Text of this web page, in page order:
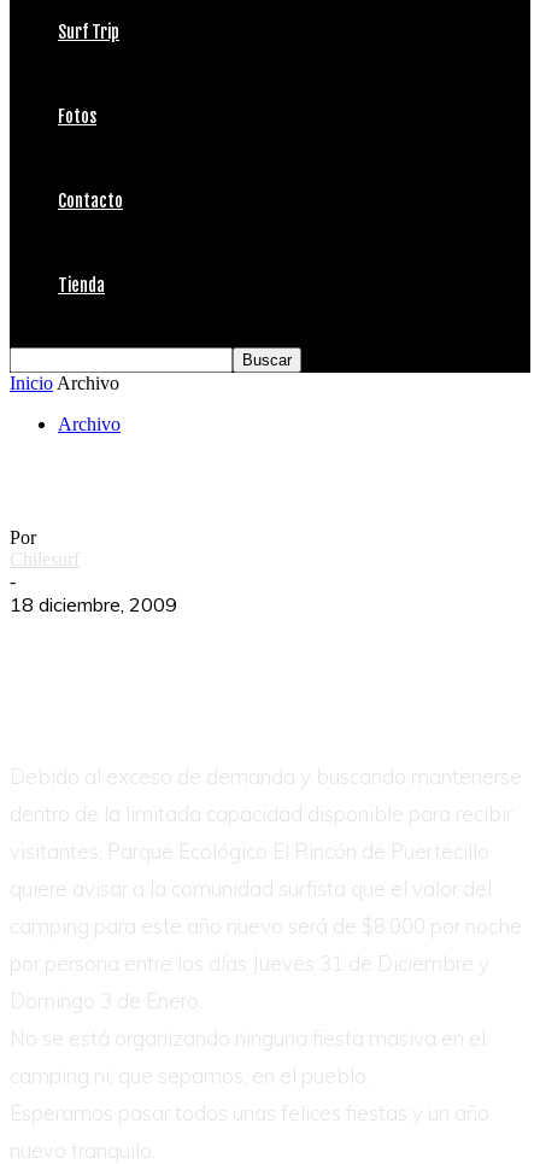
Surf Trip
Fotos
Contacto
Tienda
Inicio Archivo
Archivo
Por
Chilesurf
-
18 diciembre, 2009
Debido al exceso de demanda y buscando mantenerse
dentro de la limitada capacidad disponible para recibir
visitantes, Parque Ecológico El Rincón de Puertecillo
quiere avisar a la comunidad surfista que el valor del
camping para este año nuevo será de $8.000 por noche
por persona entre los días Jueves 31 de Diciembre y
Domingo 3 de Enero.
No se está organizando ninguna fiesta masiva en el
camping ni, que sepamos, en el pueblo.
Esperamos pasar todos unas felices fiestas y un año
nuevo tranquilo.